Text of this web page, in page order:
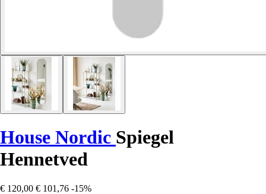
House Nordic Spiegel
Hennetved
€ 120,00 € 101,76 -15%